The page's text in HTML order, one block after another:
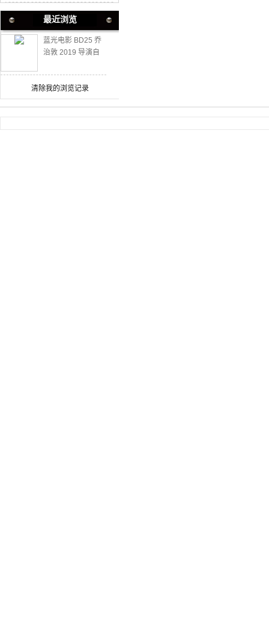
最近浏览
蓝光电影 BD25 乔
治敦 2019 导演自
罪佳作
清除我的浏览记录